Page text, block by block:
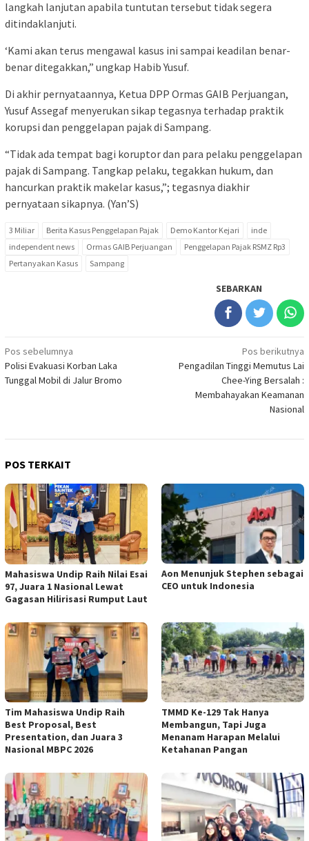
langkah lanjutan apabila tuntutan tersebut tidak segera
ditindaklanjuti.
‘Kami akan terus mengawal kasus ini sampai keadilan benar-
benar ditegakkan,” ungkap Habib Yusuf.
Di akhir pernyataannya, Ketua DPP Ormas GAIB Perjuangan,
Yusuf Assegaf menyerukan sikap tegasnya terhadap praktik
korupsi dan penggelapan pajak di Sampang.
“Tidak ada tempat bagi koruptor dan para pelaku penggelapan
pajak di Sampang. Tangkap pelaku, tegakkan hukum, dan
hancurkan praktik makelar kasus,”; tegasnya diakhir
pernyataan sikapnya. (Yan’S)
3 Miliar Berita Kasus Penggelapan Pajak Demo Kantor Kejari
inde
independent news
Ormas GAIB Perjuangan
Penggelapan Pajak RSMZ Rp3
Pertanyakan Kasus
Sampang
SEBARKAN
Navigasi
pos
Pos sebelumnya
Polisi Evakuasi Korban Laka
Tunggal Mobil di Jalur Bromo
Pos berikutnya
Pengadilan Tinggi Memutus Lai
Chee-Ying Bersalah :
Membahayakan Keamanan
Nasional
POS TERKAIT
Mahasiswa Undip Raih Nilai Esai
97, Juara 1 Nasional Lewat
Gagasan Hilirisasi Rumput Laut
Aon Menunjuk Stephen sebagai
CEO untuk Indonesia
Tim Mahasiswa Undip Raih
Best Proposal, Best
Presentation, dan Juara 3
Nasional MBPC 2026
TMMD Ke-129 Tak Hanya
Membangun, Tapi Juga
Menanam Harapan Melalui
Ketahanan Pangan